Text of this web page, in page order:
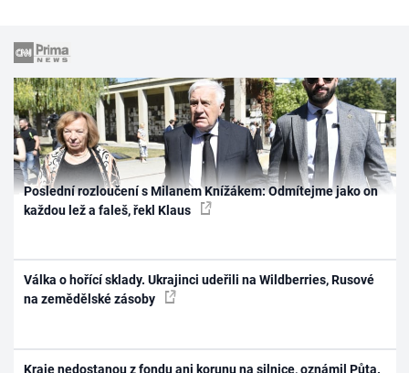
Poslední rozloučení s Milanem Knížákem: Odmítejme jako on
každou lež a faleš, řekl Klaus
Válka o hořící sklady. Ukrajinci udeřili na Wildberries, Rusové
na zemědělské zásoby
Kraje nedostanou z fondu ani korunu na silnice, oznámil Půta.